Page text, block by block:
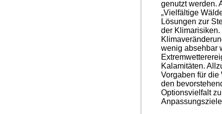
genutzt werden.
„Vielfältige
Lösungen zur
der
wenig absehbar
Kalamitäten.
Vorgaben für die
den
Optionsvielfalt